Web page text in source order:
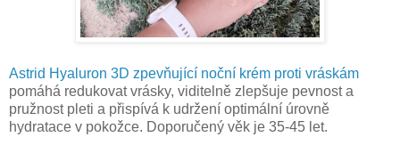
Astrid Hyaluron 3D zpevňující noční krém proti vráskám
pomáhá redukovat vrásky, viditelně zlepšuje pevnost a
pružnost pleti a přispívá k udržení optimální úrovně
hydratace v pokožce. Doporučený věk je 35-45 let.